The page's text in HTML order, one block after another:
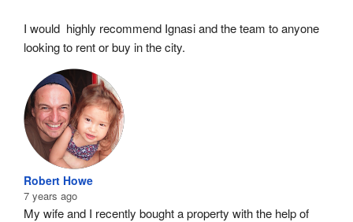
I would  highly recommend Ignasi and the team to anyone
looking to rent or buy in the city.
Robert Howe
7 years ago
My wife and I recently bought a property with the help of